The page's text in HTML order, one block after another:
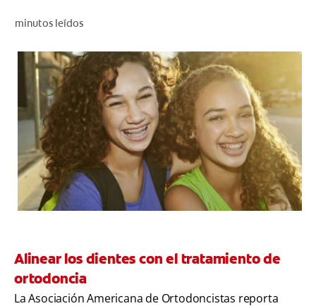
PARA PROFESIONALES
CUPONES
DÓNDE COMPRAR
VE (ES)
minutos leídos
Alinear los dientes con el tratamiento de
ortodoncia
La Asociación Americana de Ortodoncistas reporta